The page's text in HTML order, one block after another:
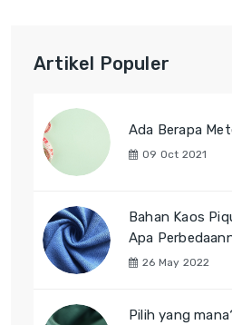
Artikel Populer
Ada Berapa
09 Oct 2021
Bahan Kaos
Apa
26 May 2022
Pilih yang